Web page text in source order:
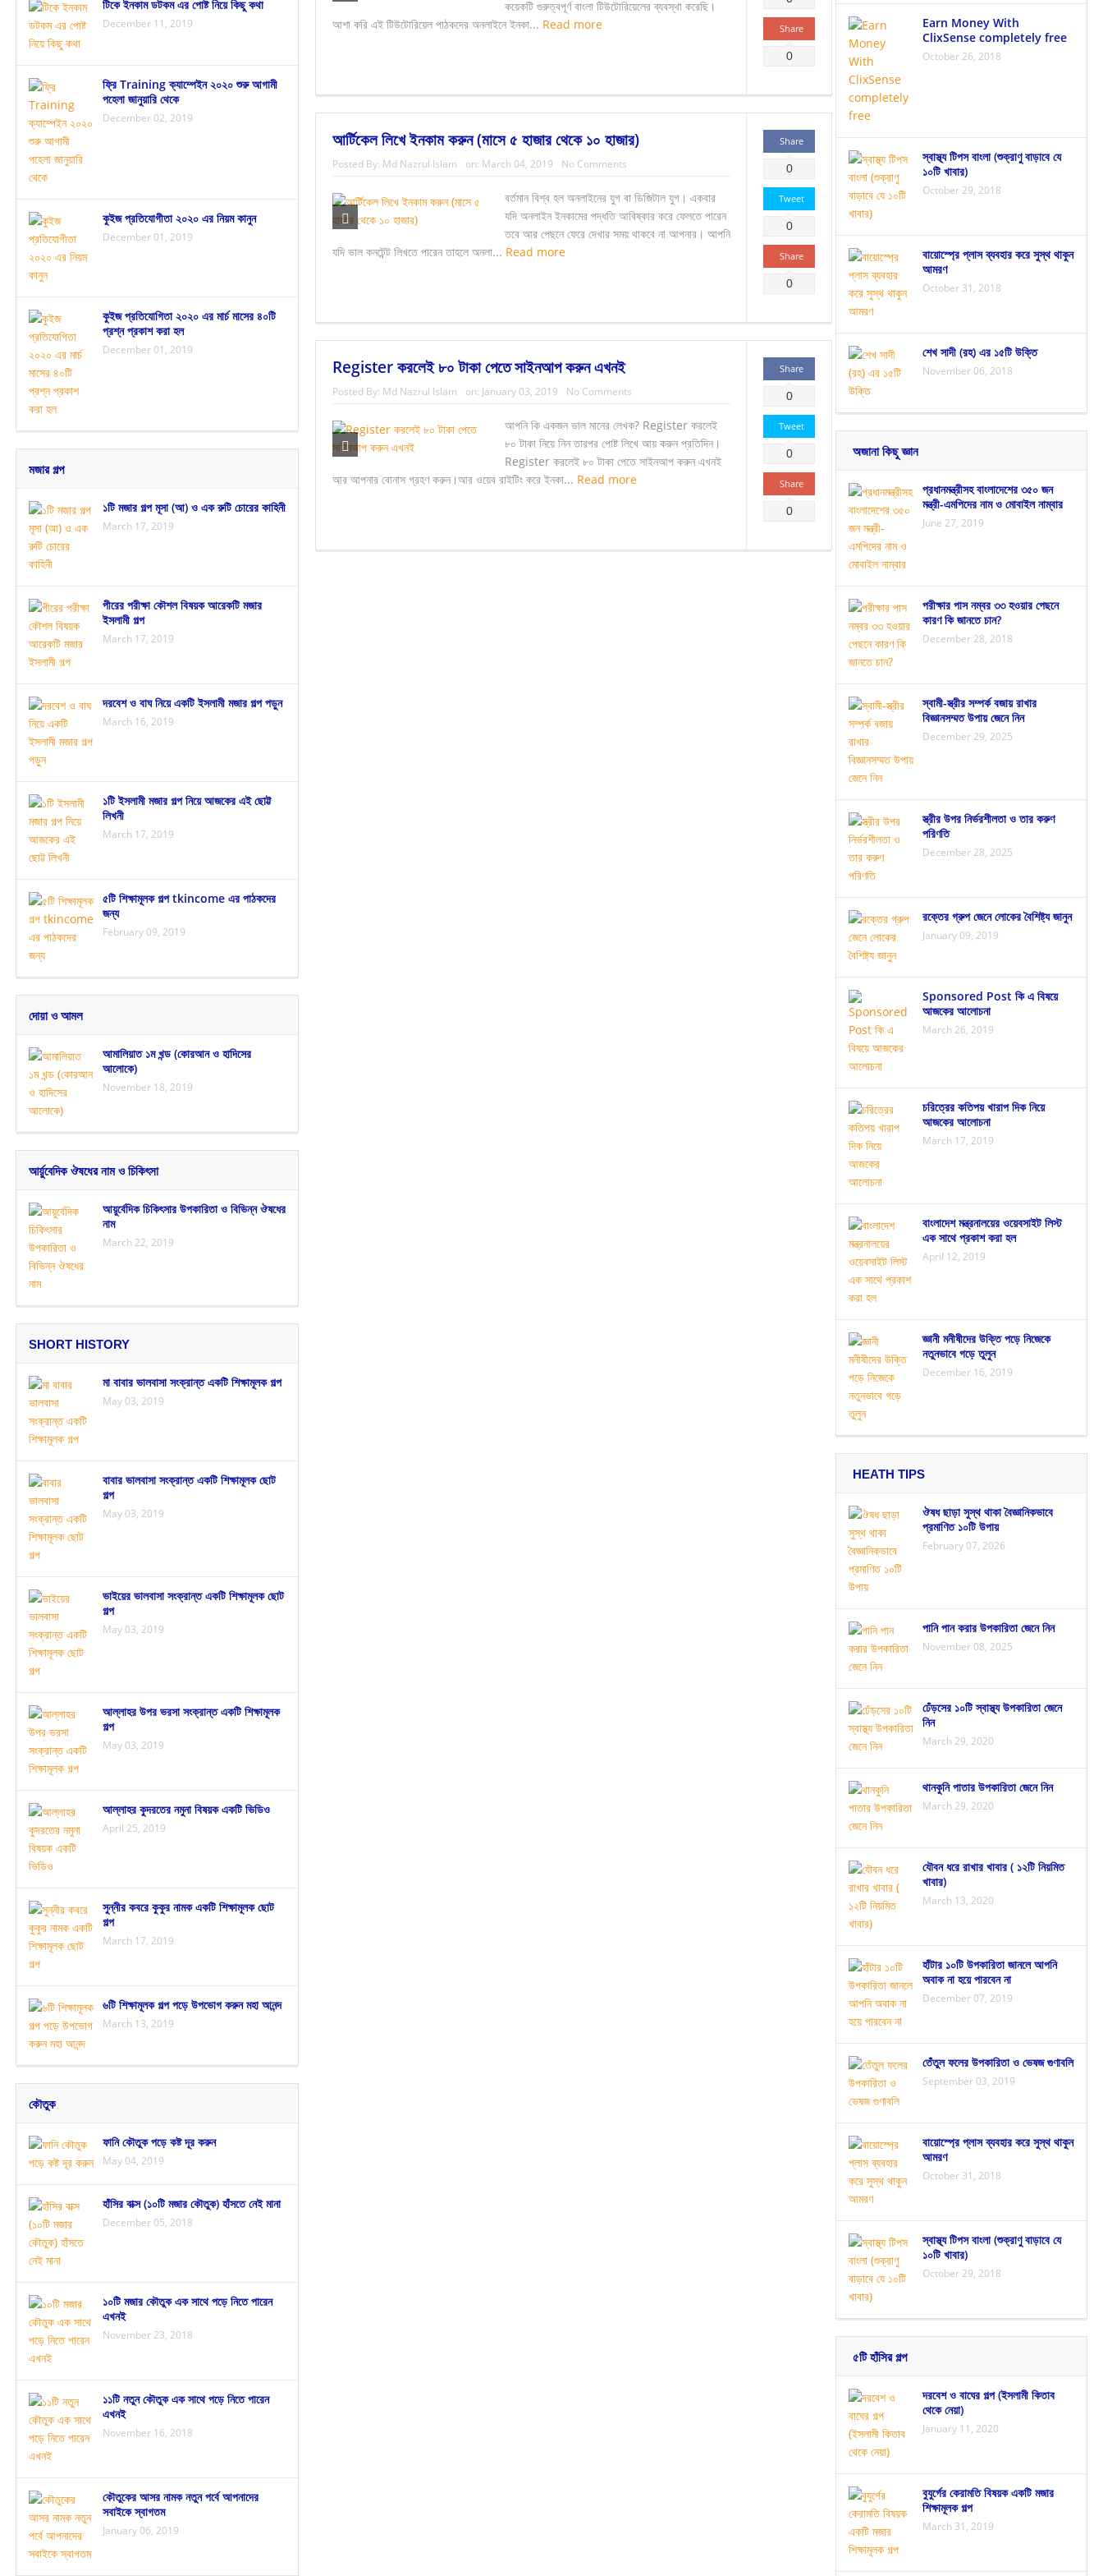
কয়েকটি গুরুত্বপূর্ণ বাংলা টিউটোরিয়েলের ব্যবস্থা করেছি।
আশা করি এই টিউটোরিয়েল পাঠকদের অনলাইনে ইনকা... Read more Share
0
আর্টিকেল লিখে ইনকাম করুন (মাসে ৫ হাজার থেকে ১০ হাজার)
Posted By: Md Nazrul Islam on: March 04, 2019 No Comments
বর্তমান বিশ্ব হল অনলাইনের যুগ বা ডিজিটাল যুগ। একবার
যদি অনলাইন ইনকামের পদ্ধতি আবিষ্কার করে ফেলতে পারেন
তবে আর পেছনে ফেরে দেখার সময় থাকবে না আপনার। আপনি
যদি ভাল কনটেন্ট লিখতে পারেন তাহলে অনলা... Read more
Share
0
Tweet
0
Share
0
Register করলেই ৮০ টাকা পেতে সাইনআপ করুন এখনই
Posted By: Md Nazrul Islam on: January 03, 2019 No Comments
আপনি কি একজন ভাল মানের লেখক? Register করলেই
৮০ টাকা নিয়ে নিন তারপর পোষ্ট লিখে আয় করুন প্রতিদিন।
Register করলেই ৮০ টাকা পেতে সাইনআপ করুন এখনই
আর আপনার বোনাস গ্রহণ করুন।আর ওয়েব রাইটিং করে ইনকা... Read more
Share
0
Tweet
0
Share
0
টিকে ইনকাম ডটকম এর পোষ্ট নিয়ে কিছু কথা
December 11, 2019
ফ্রি Training ক্যাম্পেইন ২০২০ শুরু আগামী
পহেলা জানুয়ারি থেকে
December 02, 2019
কুইজ প্রতিযোগীতা ২০২০ এর নিয়ম কানুন
December 01, 2019
কুইজ প্রতিযোগিতা ২০২০ এর মার্চ মাসের ৪০টি
প্রশ্ন প্রকাশ করা হল
December 01, 2019
মজার গল্প
১টি মজার গল্প মূসা (আ) ও এক রুটি চোরের কাহিনী
March 17, 2019
পীরের পরীক্ষা কৌশল বিষয়ক আরেকটি মজার
ইসলামী গল্প
March 17, 2019
দরবেশ ও বাঘ নিয়ে একটি ইসলামী মজার গল্প পড়ুন
March 16, 2019
১টি ইসলামী মজার গল্প নিয়ে আজকের এই ছোট্ট
লিখনী
March 17, 2019
৫টি শিক্ষামূলক গল্প tkincome এর পাঠকদের
জন্য
February 09, 2019
দোয়া ও আমল
আমালিয়াত ১ম খন্ড (কোরআন ও হাদিসের
আলোকে)
November 18, 2019
আর্য়ুবেদিক ঔষধের নাম ও চিকিৎসা
আয়ুর্বেদিক চিকিৎসার উপকারিতা ও বিভিন্ন ঔষধের
নাম
March 22, 2019
SHORT HISTORY
মা বাবার ভালবাসা সংক্রান্ত একটি শিক্ষামূলক গল্প
May 03, 2019
বাবার ভালবাসা সংক্রান্ত একটি শিক্ষামূলক ছোট
গল্প
May 03, 2019
ভাইয়ের ভালবাসা সংক্রান্ত একটি শিক্ষামূলক ছোট
গল্প
May 03, 2019
আল্লাহর উপর ভরসা সংক্রান্ত একটি শিক্ষামূলক
গল্প
May 03, 2019
আল্লাহর কুদরতের নমুনা বিষয়ক একটি ভিডিও
April 25, 2019
সুন্নীর কবরে কুকুর নামক একটি শিক্ষামূলক ছোট
গল্প
March 17, 2019
৬টি শিক্ষামূলক গল্প পড়ে উপভোগ করুন মহা আনন্দ
March 13, 2019
কৌতুক
ফানি কৌতুক পড়ে কষ্ট দূর করুন
May 04, 2019
হাঁসির বাক্স (১০টি মজার কৌতুক) হাঁসতে নেই মানা
December 05, 2018
১০টি মজার কৌতুক এক সাথে পড়ে নিতে পারেন
এখনই
November 23, 2018
১১টি নতুন কৌতুক এক সাথে পড়ে নিতে পারেন
এখনই
November 16, 2018
কৌতুকের আসর নামক নতুন পর্বে আপনাদের
সবাইকে স্বাগতম
January 06, 2019
Earn Money With
ClixSense completely free
October 26, 2018
স্বাস্থ্য টিপস বাংলা (শুক্রাণু বাড়াবে যে
১০টি খাবার)
October 29, 2018
বায়োস্প্রে প্লাস ব্যবহার করে সুস্থ থাকুন
আমরণ
October 31, 2018
শেখ সাদী (রহ) এর ১৫টি উক্তি
November 06, 2018
অজানা কিছু জ্ঞান
প্রধানমন্ত্রীসহ বাংলাদেশের ৩৫০ জন
মন্ত্রী-এমপিদের নাম ও মোবাইল নাম্বার
June 27, 2019
পরীক্ষার পাস নম্বর ৩৩ হওয়ার পেছনে
কারণ কি জানতে চান?
December 28, 2018
স্বামী-স্ত্রীর সম্পর্ক বজায় রাখার
বিজ্ঞানসম্মত উপায় জেনে নিন
December 29, 2025
স্ত্রীর উপর নির্ভরশীলতা ও তার করুণ
পরিণতি
December 28, 2025
রক্তের গ্রুপ জেনে লোকের বৈশিষ্ট্য জানুন
January 09, 2019
Sponsored Post কি এ বিষয়ে
আজকের আলোচনা
March 26, 2019
চরিত্রের কতিপয় খারাপ দিক নিয়ে
আজকের আলোচনা
March 17, 2019
বাংলাদেশ মন্ত্রনালয়ের ওয়েবসাইট লিস্ট
এক সাথে প্রকাশ করা হল
April 12, 2019
জ্ঞানী মনীষীদের উক্তি পড়ে নিজেকে
নতুনভাবে গড়ে তুলুন
December 16, 2019
HEATH TIPS
ঔষধ ছাড়া সুস্থ থাকা বৈজ্ঞানিকভাবে
প্রমাণিত ১০টি উপায়
February 07, 2026
পানি পান করার উপকারিতা জেনে নিন
November 08, 2025
ঢেঁড়সের ১০টি স্বাস্থ্য উপকারিতা জেনে
নিন
March 29, 2020
থানকুনি পাতার উপকারিতা জেনে নিন
March 29, 2020
যৌবন ধরে রাখার খাবার ( ১২টি নিয়মিত
খাবার)
March 13, 2020
হাঁটার ১০টি উপকারিতা জানলে আপনি
অবাক না হয়ে পারবেন না
December 07, 2019
তেঁতুল ফলের উপকারিতা ও ভেষজ গুণাবলি
September 03, 2019
বায়োস্প্রে প্লাস ব্যবহার করে সুস্থ থাকুন
আমরণ
October 31, 2018
স্বাস্থ্য টিপস বাংলা (শুক্রাণু বাড়াবে যে
১০টি খাবার)
October 29, 2018
৫টি হাঁসির গল্প
দরবেশ ও বাঘের গল্প (ইসলামী কিতাব
থেকে নেয়া)
January 11, 2020
বুযুর্গের কেরামতি বিষয়ক একটি মজার
শিক্ষামূলক গল্প
March 31, 2019